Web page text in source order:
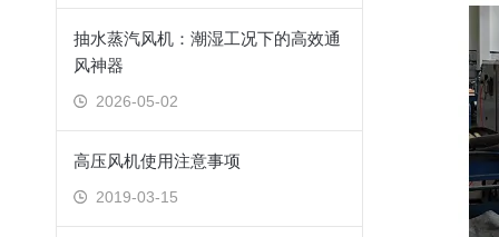
抽水蒸汽风机：潮湿工况下的高效通
风神器
2026-05-02
高压风机使用注意事项
2019-03-15